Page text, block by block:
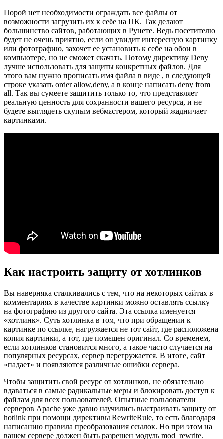
Порой нет необходимости ограждать все файлы от
возможности загрузить их к себе на ПК. Так делают
большинство сайтов, работающих в Рунете. Ведь посетителю
будет не очень приятно, если он увидит интересную картинку
или фотографию, захочет ее установить к себе на обои в
компьютере, но не сможет скачать. Потому директиву Deny
лучше использовать для защиты конкретных файлов. Для
этого вам нужно прописать имя файла в виде , в следующей
строке указать order allow,deny, а в конце написать deny from
all. Так вы сумеете защитить только то, что представляет
реальную ценность для сохранности вашего ресурса, и не
будете выглядеть скупым вебмастером, который жадничает
картинками.
Как настроить защиту от хотлинков
Вы наверняка сталкивались с тем, что на некоторых сайтах в
комментариях в качестве картинки можно оставлять ссылку
на фотографию из другого сайта. Эта ссылка именуется
«хотлинк». Суть хотлинка в том, что при обращении к
картинке по ссылке, нагружается не тот сайт, где расположена
копия картинки, а тот, где помещен оригинал. Со временем,
если хотлинков становится много, а такое часто случается на
популярных ресурсах, сервер перегружается. В итоге, сайт
«падает» и появляются различные ошибки сервера.
Чтобы защитить свой ресурс от хотлинков, не обязательно
вдаваться в самые радикальные меры и блокировать доступ к
файлам для всех пользователей. Опытные пользователи
серверов Apache уже давно научились выстраивать защиту от
hotlink при помощи директивы RewriteRule, то есть благодаря
написанию правила преобразования ссылок. Но при этом на
вашем сервере должен быть разрешен модуль mod_rewrite.